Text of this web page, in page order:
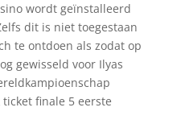
wordt geïnstalleerd
dit is niet toegestaan
te ontdoen als zodat op
gewisseld voor Ilyas
finale 5 eerste